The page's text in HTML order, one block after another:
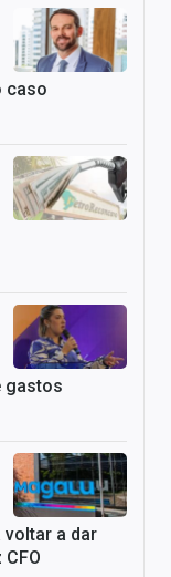
caso
gastos
voltar a dar